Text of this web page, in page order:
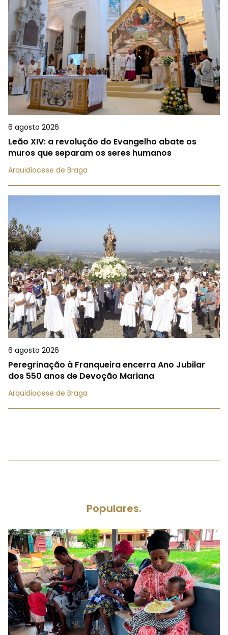
6 agosto 2026
Leão XIV: a revolução do Evangelho abate os
muros que separam os seres humanos
Arquidiocese de Braga
6 agosto 2026
Peregrinação à Franqueira encerra Ano Jubilar
dos 550 anos de Devoção Mariana
Arquidiocese de Braga
Populares.